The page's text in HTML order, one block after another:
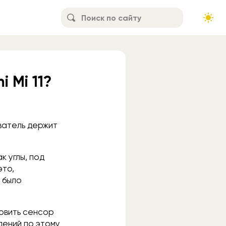
11?
держит
углы, под
сенсор
по этому